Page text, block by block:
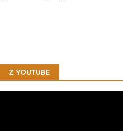
Z YOUTUBE